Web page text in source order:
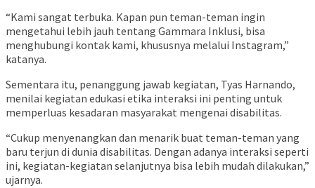
“Kami sangat terbuka. Kapan pun teman-teman ingin
mengetahui lebih jauh tentang Gammara Inklusi, bisa
menghubungi kontak kami, khususnya melalui Instagram,”
katanya.
Sementara itu, penanggung jawab kegiatan, Tyas Harnando,
menilai kegiatan edukasi etika interaksi ini penting untuk
memperluas kesadaran masyarakat mengenai disabilitas.
“Cukup menyenangkan dan menarik buat teman-teman yang
baru terjun di dunia disabilitas. Dengan adanya interaksi seperti
ini, kegiatan-kegiatan selanjutnya bisa lebih mudah dilakukan,”
ujarnya.